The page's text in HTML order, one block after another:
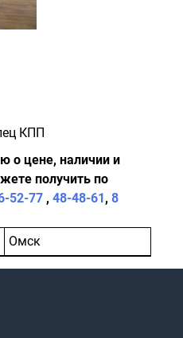
КПП
о цене, наличии и
получить по
52-77 , 48-48-61, 8
Омск